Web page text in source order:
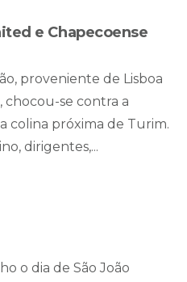
e Chapecoense
proveniente de Lisboa
chocou-se contra a
colina próxima de Turim.
dirigentes,...
o dia de São João